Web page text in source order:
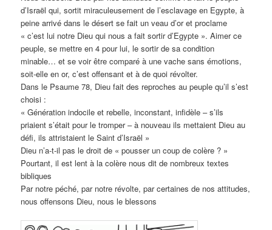
d’Israël qui, sortit miraculeusement de l’esclavage en Egypte, à
peine arrivé dans le désert se fait un veau d’or et proclame
« c’est lui notre Dieu qui nous a fait sortir d’Egypte ». Aimer ce
peuple, se mettre en 4 pour lui, le sortir de sa condition
minable… et se voir être comparé à une vache sans émotions,
soit-elle en or, c’est offensant et à de quoi révolter.
Dans le Psaume 78, Dieu fait des reproches au peuple qu’il s’est
choisi :
« Génération indocile et rebelle, inconstant, infidèle – s’ils
priaient s’était pour le tromper – à nouveau ils mettaient Dieu au
défi, ils attristaient le Saint d’Israël »
Dieu n’a-t-il pas le droit de « pousser un coup de colère ? »
Pourtant, il est lent à la colère nous dit de nombreux textes
bibliques
Par notre péché, par notre révolte, par certaines de nos attitudes,
nous offensons Dieu, nous le blessons